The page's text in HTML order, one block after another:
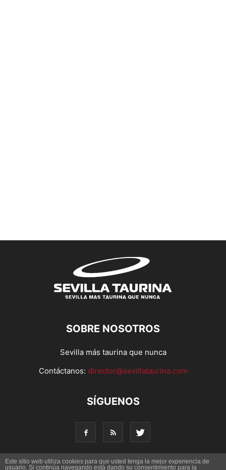
SOBRE NOSOTROS
Sevilla más taurina que nunca
Contáctanos: director@sevillataurina.com
SÍGUENOS
Este sitio web utiliza cookies para que usted tenga la mejor experiencia de
usuario. Si continúa navegando está dando su consentimiento para la